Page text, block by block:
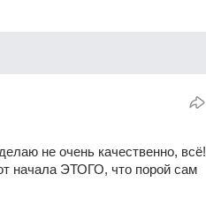
не очень качественно, всё!
начала ЭТОГО, что порой сам